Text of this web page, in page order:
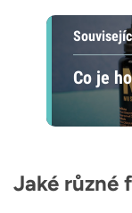
Co je
Jaké různé